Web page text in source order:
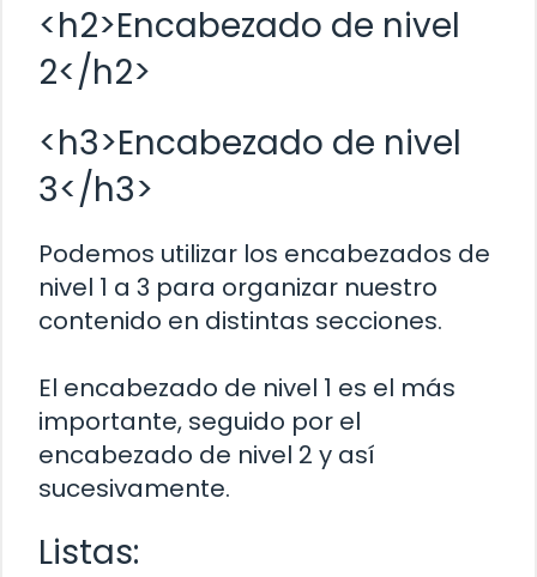
<h2>Encabezado de nivel
2</h2>
<h3>Encabezado de nivel
3</h3>
Podemos utilizar los encabezados de
nivel 1 a 3 para organizar nuestro
contenido en distintas secciones.
El encabezado de nivel 1 es el más
importante, seguido por el
encabezado de nivel 2 y así
sucesivamente.
Listas: